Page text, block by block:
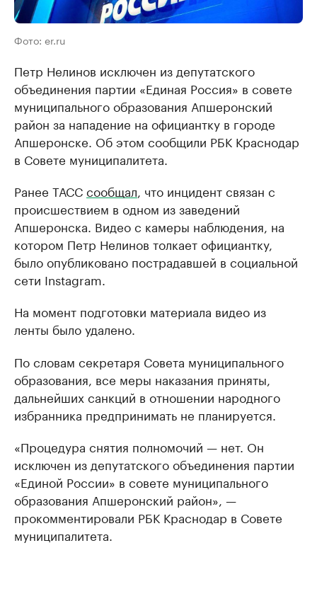
Фото: er.ru
Петр Нелинов исключен из депутатского
объединения партии «Единая Россия» в совете
муниципального образования Апшеронский
район за нападение на официантку в городе
Апшеронске. Об этом сообщили РБК Краснодар
в Совете муниципалитета.
Ранее ТАССсообщал , что инцидент связан с
происшествием в одном из заведений
Апшеронска. Видео с камеры наблюдения, на
котором Петр Нелинов толкает официантку,
было опубликовано пострадавшей в социальной
сети Instagram.
На момент подготовки материала видео из
ленты было удалено.
По словам секретаря Совета муниципального
образования, все меры наказания приняты,
дальнейших санкций в отношении народного
избранника предпринимать не планируется.
«Процедура снятия полномочий — нет. Он
исключен из депутатского объединения партии
«Единой России» в совете муниципального
образования Апшеронский район», —
прокомментировали РБК Краснодар в Совете
муниципалитета.